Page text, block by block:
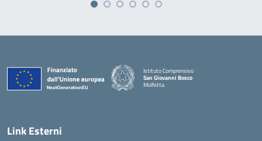
Istituto Comprensivo
San Giovanni Bosco
Molfetta
Link Esterni